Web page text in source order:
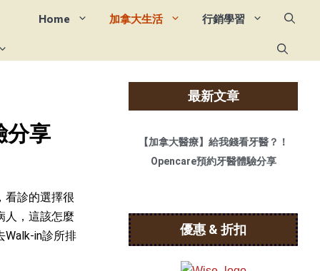
Home 加拿大生活 行銷學習
分享
看診的選擇很
人，這該怎麼
Walk-in診所排
最新文章
【加拿大醫療】給我錢看牙醫？！
Opencare預約牙醫體驗分享
優惠 & 折扣